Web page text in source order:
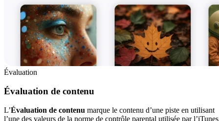
Évaluation
Évaluation de contenu
L’Évaluation de contenu marque le contenu d’une piste en utilisant
l’une des valeurs de la norme de contrôle parental utilisée par l’iTunes